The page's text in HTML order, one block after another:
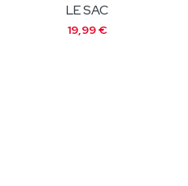
LE SAC
19,99 €